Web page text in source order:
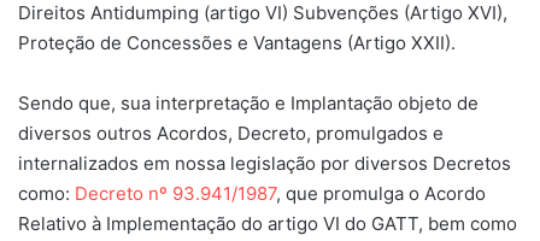
Direitos Antidumping (artigo VI) Subvenções (Artigo XVI),
Proteção de Concessões e Vantagens (Artigo XXII).
Sendo que, sua interpretação e Implantação objeto de
diversos outros Acordos, Decreto, promulgados e
internalizados em nossa legislação por diversos Decretos
como: Decreto nº 93.941/1987, que promulga o Acordo
Relativo à Implementação do artigo VI do GATT, bem como